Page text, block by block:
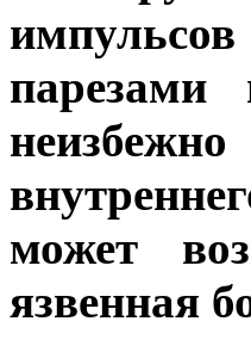
может
язвенная